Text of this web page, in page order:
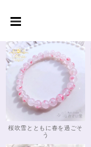
桜吹雪とともに春を過ごそ
う